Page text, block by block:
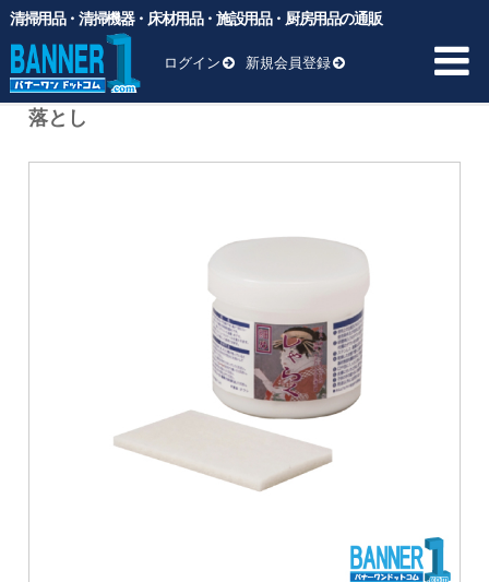
清掃用品・清掃機器・床材用品・施設用品・厨房用品の通販
ログイン 新規会員登録
BM向け洗剤・ワックス
バナーワンドットコム>商品 >ミヤキ製品>しゃらく 細目
MIYAKI 250g 油膜 水アカ うろこ落とし
しゃらく 細目 MIYAKI 250g 油膜 水アカ うろこ
落とし